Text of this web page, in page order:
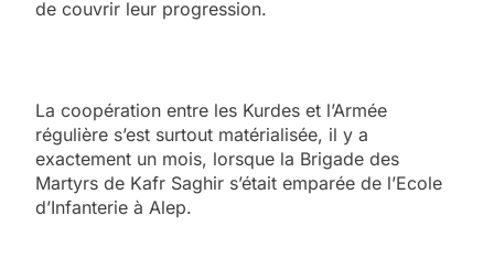
de couvrir leur progression.
La coopération entre les Kurdes et l’Armée
régulière s’est surtout matérialisée, il y a
exactement un mois, lorsque la Brigade des
Martyrs de Kafr Saghir s’était emparée de l’Ecole
d’Infanterie à Alep.